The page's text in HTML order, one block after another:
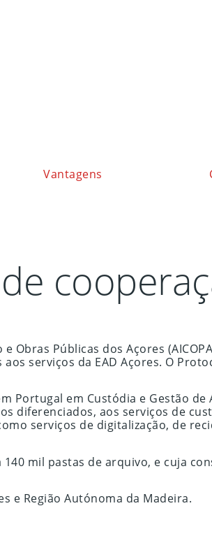
Vantagens
Obras Públicas dos Açores
serviços da EAD Açores. O
Portugal em Custódia e Gestão de
diferenciados, aos serviços de
serviços de digitalização, de
mil pastas de arquivo, e cuja
e Região Autónoma da Madeira.